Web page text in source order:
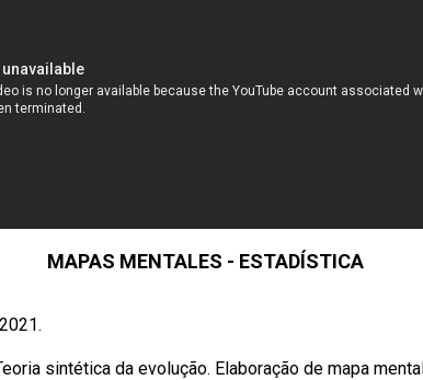
MAPAS MENTALES - ESTADÍSTICA
sintética da evolução. Elaboração de mapa